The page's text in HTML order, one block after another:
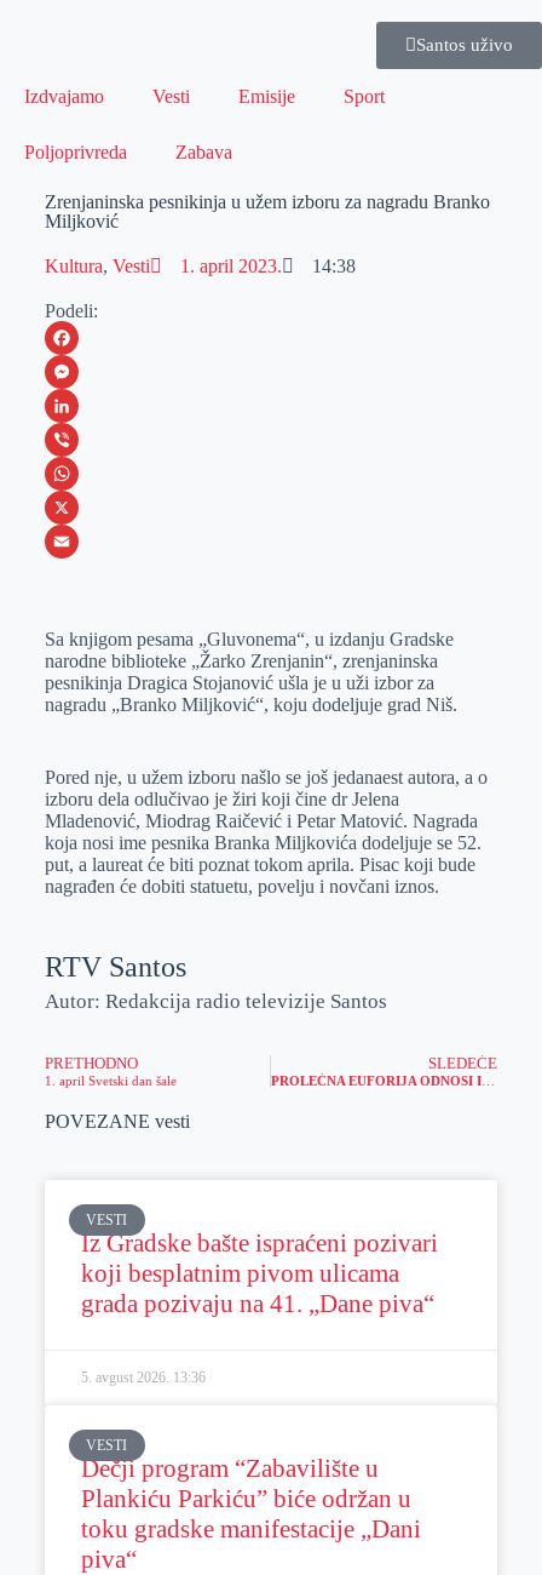
Santos uživo
Izdvajamo Vesti Emisije Sport
Poljoprivreda Zabava
Zrenjaninska pesnikinja u užem izboru za nagradu Branko
Miljković
Kultura, Vesti 1. april 2023. 14:38
Podeli:
F
a
c
e
b
o
M
e
s
s
e
e
r
L
i
n
k
I
n
V
i
b
W
h
s
A
p
X
a
i
l
Sa knjigom pesama „Gluvonema“, u izdanju Gradske
narodne biblioteke „Žarko Zrenjanin“, zrenjaninska
pesnikinja Dragica Stojanović ušla je u uži izbor za
nagradu „Branko Miljković“, koju dodeljuje grad Niš.
Pored nje, u užem izboru našlo se još jedanaest autora, a o
izboru dela odlučivao je žiri koji čine dr Jelena
Mladenović, Miodrag Raičević i Petar Matović. Nagrada
koja nosi ime pesnika Branka Miljkovića dodeljuje se 52.
put, a laureat će biti poznat tokom aprila. Pisac koji bude
nagrađen će dobiti statuetu, povelju i novčani iznos.
RTV Santos
Autor: Redakcija radio televizije Santos
PRETHODNO
1. april Svetski dan šale
SLEDEĆE
POVEZANE vesti
VESTI
Iz Gradske bašte ispraćeni pozivari
koji besplatnim pivom ulicama
grada pozivaju na 41. „Dane piva“
5. avgust 2026. 13:36
VESTI
Dečji program “Zabavilište u
Plankiću Parkiću” biće održan u
toku gradske manifestacije „Dani
piva“